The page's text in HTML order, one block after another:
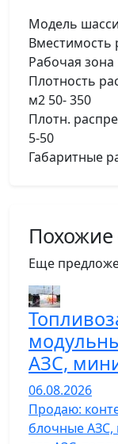
Модель
Вместимость
Рабочая зона
Плотность
м2 50- 350
Плотн.
5-50
Габаритные
Еще
АЗС,
06.08.2026
Продаю:
блочные АЗС,